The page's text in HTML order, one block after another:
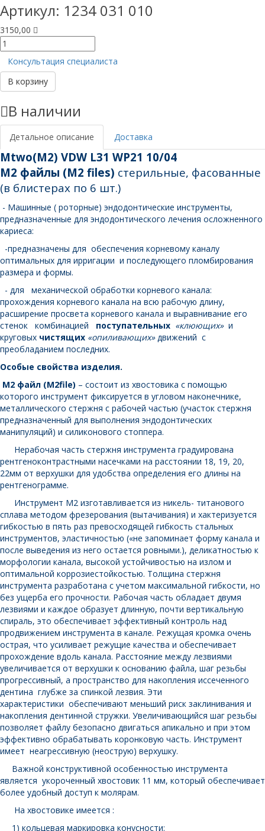
Артикул: 1234 031 010
3150,00
Количество
товара
Mtwo(M2)
VDW
L31
10/04
Консультация специалиста
В корзину
В наличии
Детальное описание Доставка
Mtwo(M2) VDW L31 WP21 10/04
М2 файлы (М2 files) стерильные, фасованные
(в блистерах по 6 шт.)
- Машинные ( роторные) эндодонтические инструменты,
предназначенные для эндодонтического лечения осложненного
кариеса:
-предназначены для обеспечения корневому каналу
оптимальных для ирригации и последующего пломбирования
размера и формы.
- для механической обработки корневого канала:
прохождения корневого канала на всю рабочую длину,
расширение просвета корневого канала и выравнивание его
стенок комбинацией поступательных «клюющих» и
круговых чистящих «опиливающих»движений с
преобладанием последних.
Особые свойства изделия.
М2 файл (М2file) – состоит из хвостовика с помощью
которого инструмент фиксируется в угловом наконечнике,
металлического стержня с рабочей частью (участок стержня
предназначенный для выполнения эндодонтических
манипуляций) и силиконового стоппера.
Нерабочая часть стержня инструмента градуирована
рентгеноконтрастными насечками на расстоянии 18, 19, 20,
22мм от верхушки для удобства определения его длины на
рентгенограмме.
Инструмент М2 изготавливается из никель- титанового
сплава методом фрезерования (вытачивания) и хактеризуется
гибкостью в пять раз превосходящей гибкость стальных
инструментов, эластичностью («не запоминает форму канала и
после выведения из него остается ровными.), деликатностью к
морфологии канала, высокой устойчивостью на излом и
оптимальной коррозиестойкостью. Толщина стержня
инструмента разработана с учетом максимальной гибкости, но
без ущерба его прочности. Рабочая часть обладает двумя
лезвиями и каждое образует длинную, почти вертикальную
спираль, это обеспечивает эффективный контроль над
продвижением инструмента в канале. Режущая кромка очень
острая, что усиливает режущие качества и обеспечивает
прохождение вдоль канала. Расстояние между лезвиями
увеличивается от верхушки к основанию файла, шаг резьбы
прогрессивный, а пространство для накопления иссеченного
дентина глубже за спинкой лезвия. Эти
характеристики обеспечивают меньший риск заклинивания и
накопления дентинной стружки. Увеличивающийся шаг резьбы
позволяет файлу безопасно двигаться апикально и при этом
эффективно обрабатывать коронковую часть. Инструмент
имеет неагрессивную (неострую) верхушку.
Важной конструктивной особенностью инструмента
является укороченный хвостовик 11 мм, который обеспечивает
более удобный доступ к молярам.
На хвостовике имеется :
1) кольцевая маркировка конусности: